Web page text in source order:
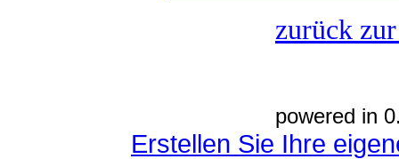
zurück
powered in
Erstellen Sie Ihre